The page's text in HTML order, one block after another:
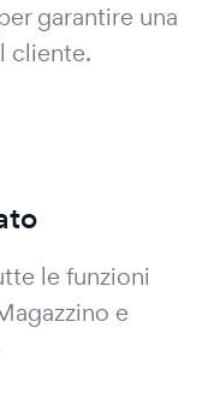
garantire una
cliente.
le funzioni
e